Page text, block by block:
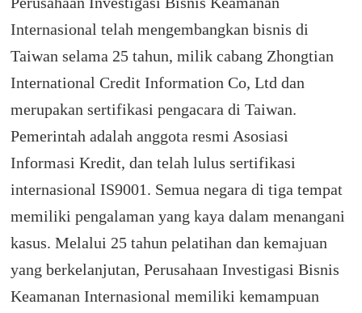
Internasional telah mengembangkan bisnis di
Taiwan selama 25 tahun, milik cabang Zhongtian
International Credit Information Co, Ltd dan
merupakan sertifikasi pengacara di Taiwan.
Pemerintah adalah anggota resmi Asosiasi
Informasi Kredit, dan telah lulus sertifikasi
internasional IS9001. Semua negara di tiga tempat
memiliki pengalaman yang kaya dalam menangani
kasus.Melalui 25 tahun pelatihan dan kemajuan
yang berkelanjutan, Perusahaan Investigasi Bisnis
Keamanan Internasional memiliki kemampuan